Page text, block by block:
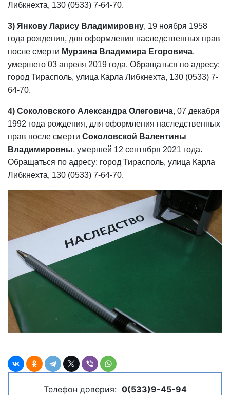
Либкнехта, 130 (0533) 7-64-70.
3) Янкову Ларису Владимировну, 19 ноября 1958
года рождения, для оформления наследственных прав
после смерти Мурзина Владимира Егоровича,
умершего 03 апреля 2019 года. Обращаться по адресу:
город Тирасполь, улица Карла Либкнехта, 130 (0533) 7-
64-70.
4) Соколовского Александра Олеговича, 07 декабря
1992 года рождения, для оформления наследственных
прав после смерти Соколовской Валентины
Владимировны, умершей 12 сентября 2021 года.
Обращаться по адресу: город Тирасполь, улица Карла
Либкнехта, 130 (0533) 7-64-70.
Телефон доверия: 0(533)9-45-94